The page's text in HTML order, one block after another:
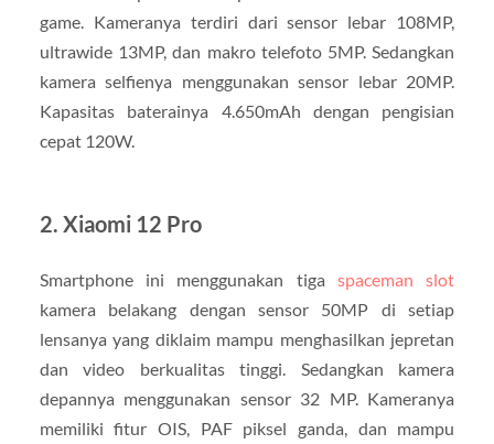
game. Kameranya terdiri dari sensor lebar 108MP,
ultrawide 13MP, dan makro telefoto 5MP. Sedangkan
kamera selfienya menggunakan sensor lebar 20MP.
Kapasitas baterainya 4.650mAh dengan pengisian
cepat 120W.
2. Xiaomi 12 Pro
Smartphone ini menggunakan tiga spaceman slot
kamera belakang dengan sensor 50MP di setiap
lensanya yang diklaim mampu menghasilkan jepretan
dan video berkualitas tinggi. Sedangkan kamera
depannya menggunakan sensor 32 MP. Kameranya
memiliki fitur OIS, PAF piksel ganda, dan mampu